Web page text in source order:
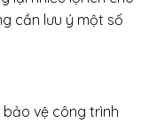
cần lưu ý một số
vệ công trình